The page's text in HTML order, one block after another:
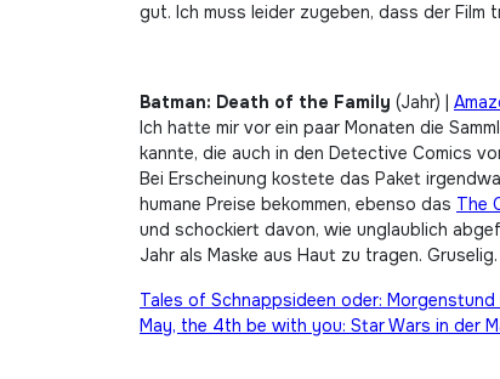
gut. Ich muss leider zugeben, dass der
Batman: Death of the Family (Jahr) |
Ich hatte mir vor ein paar Monaten die
kannte, die auch in den Detective Comics
Bei Erscheinung kostete das Paket
humane Preise bekommen, ebenso das The
und schockiert davon, wie unglaublich
Jahr als Maske aus Haut zu tragen. Gruselig.
Beitragsnavigation
Tales of Schnappsideen oder: Morgenstund
May, the 4th be with you: Star Wars in der